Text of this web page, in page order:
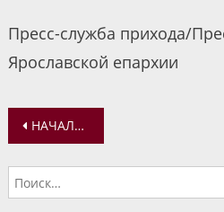
Пресс-служба прихода/
Ярославской епархии
Навигация
по
записям
НАЧАЛСЯ РОЖДЕСТВЕНСКИЙ ПОСТ